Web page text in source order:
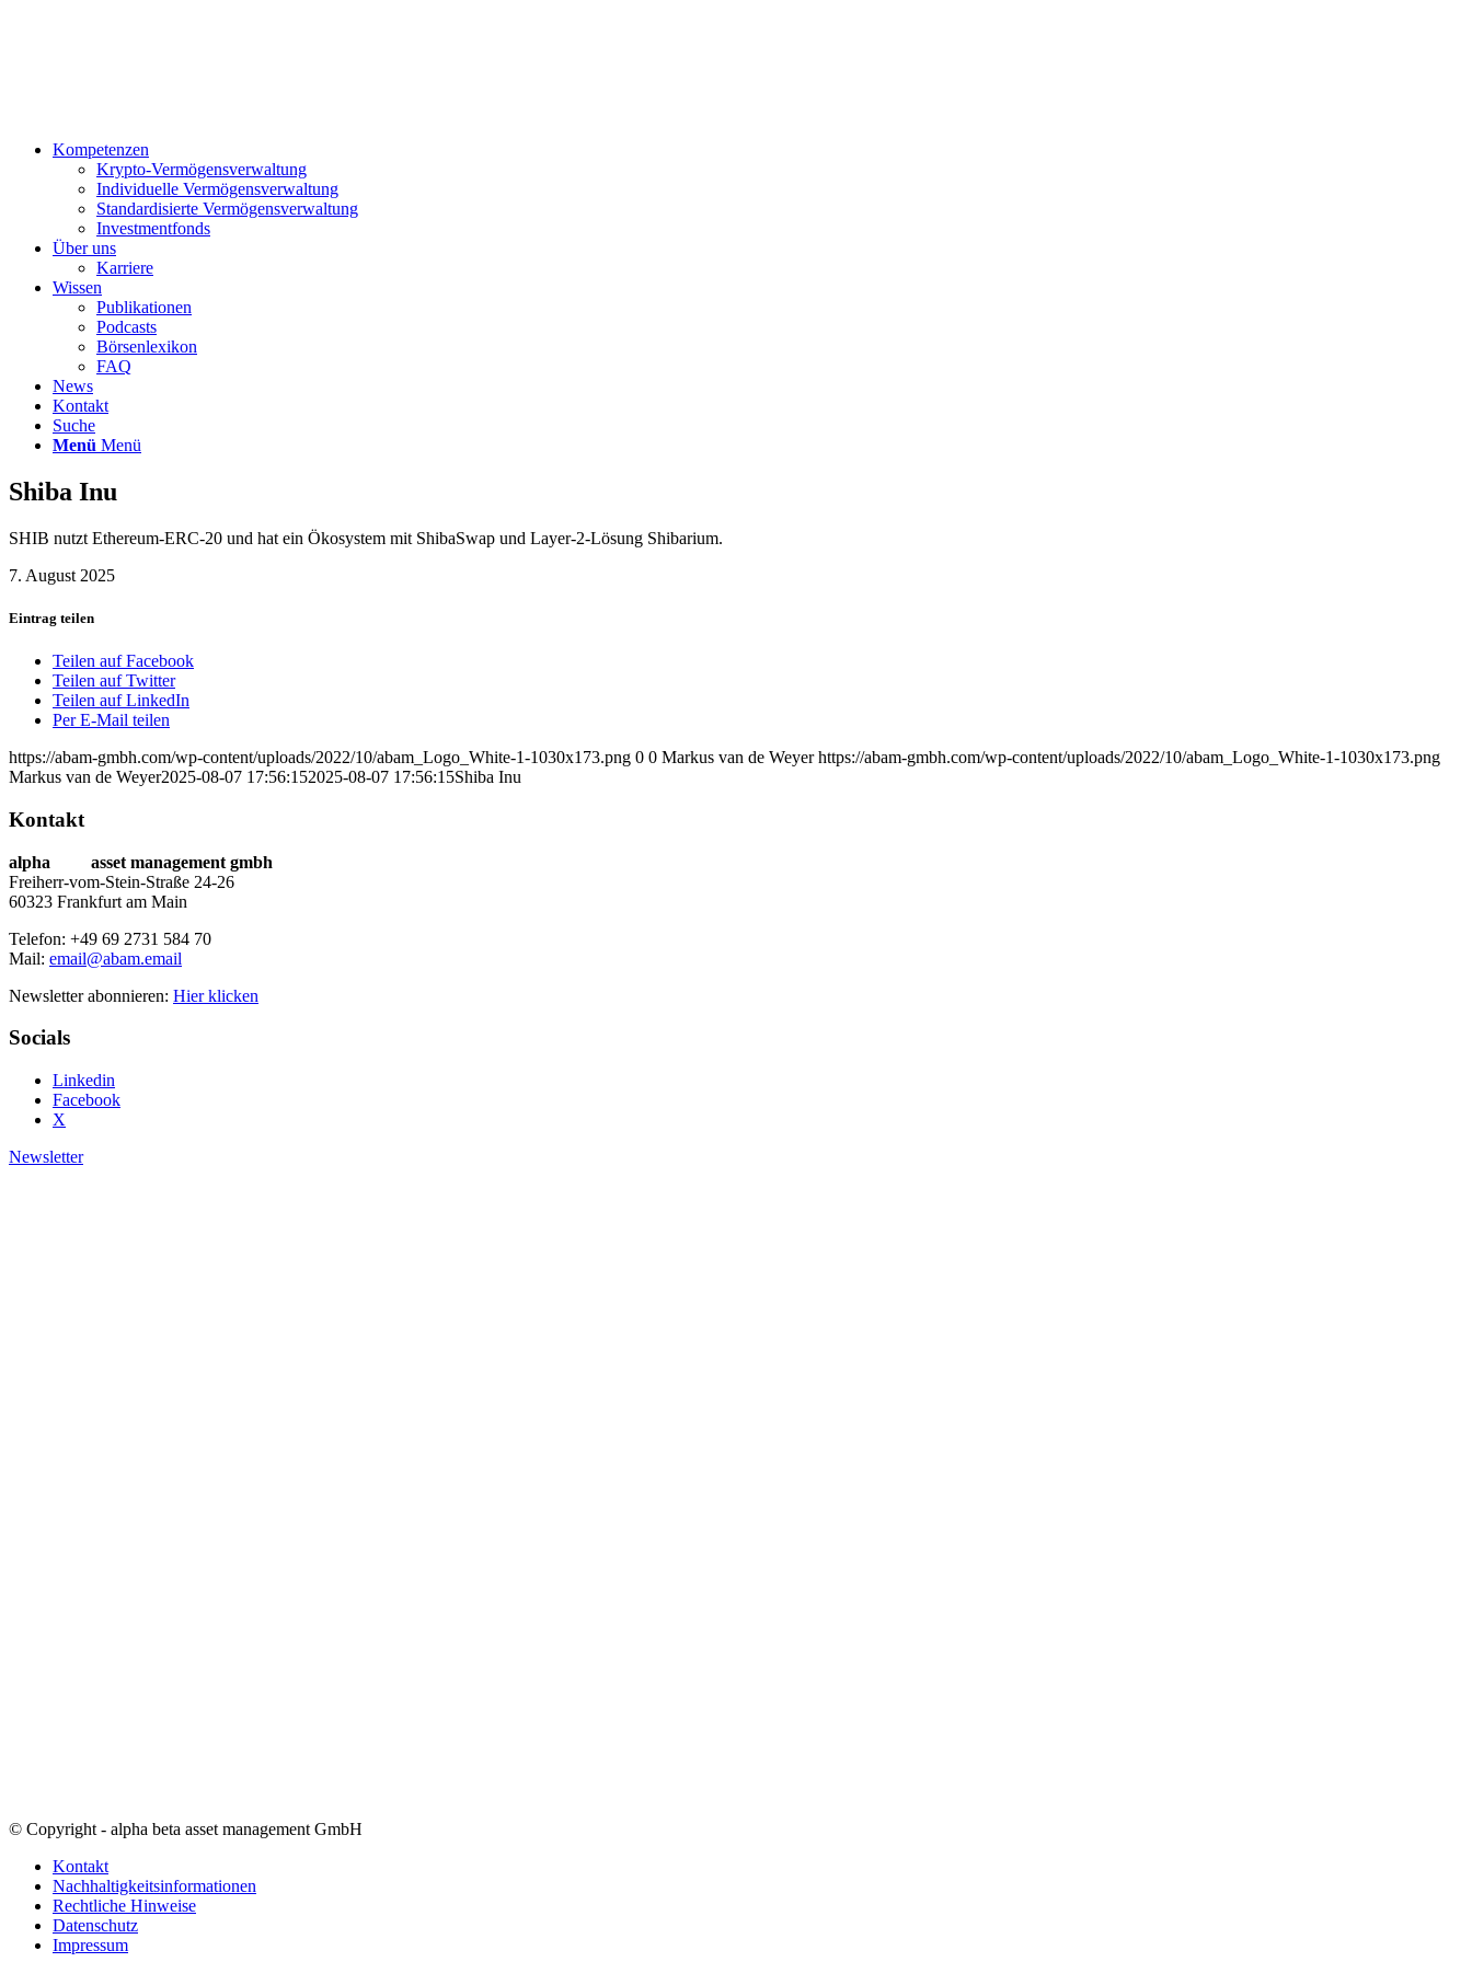
Kompetenzen
Krypto-Vermögensverwaltung
Individuelle Vermögensverwaltung
Standardisierte Vermögensverwaltung
Investmentfonds
Über uns
Karriere
Wissen
Publikationen
Podcasts
Börsenlexikon
FAQ
News
Kontakt
Suche
Menü Menü
Shiba Inu
SHIB nutzt Ethereum‑ERC‑20 und hat ein Ökosystem mit ShibaSwap und Layer‑2‑Lösung Shibarium.
7. August 2025
Eintrag teilen
Teilen auf Facebook
Teilen auf Twitter
Teilen auf LinkedIn
Per E-Mail teilen
https://abam-gmbh.com/wp-content/uploads/2022/10/abam_Logo_White-1-1030x173.png 0 0 Markus van de Weyer https://abam-gmbh.com/wp-content/uploads/2022/10/abam_Logo_White-1-1030x173.png
Markus van de Weyer2025-08-07 17:56:152025-08-07 17:56:15Shiba Inu
Kontakt
alpha
asset management gmbh
Freiherr-vom-Stein-Straße 24-26
60323 Frankfurt am Main
Telefon: +49 69 2731 584 70
Mail: email@abam.email
Newsletter abonnieren: Hier klicken
Socials
Linkedin
Facebook
X
Newsletter
© Copyright - alpha beta asset management GmbH
Kontakt
Nachhaltigkeitsinformationen
Rechtliche Hinweise
Datenschutz
Impressum